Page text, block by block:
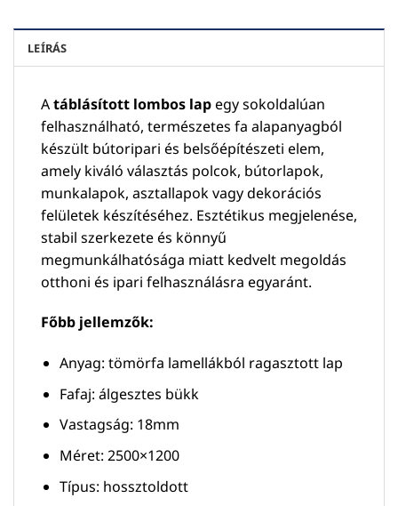
LEÍRÁS
Atáblásított lombos lapegy sokoldalúan
felhasználható, természetes fa alapanyagból
készült bútoripari és belsőépítészeti elem,
amely kiváló választás polcok, bútorlapok,
munkalapok, asztallapok vagy dekorációs
felületek készítéséhez. Esztétikus megjelenése,
stabil szerkezete és könnyű
megmunkálhatósága miatt kedvelt megoldás
otthoni és ipari felhasználásra egyaránt.
Főbb jellemzők:
Anyag: tömörfa lamellákból ragasztott lap
Fafaj: álgesztes bükk
Vastagság: 18mm
Méret: 2500×1200
Típus: hossztoldott